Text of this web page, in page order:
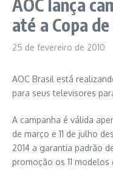
AOC lança
até a Copa
25 de fevereiro de 2010
AOC Brasil está
para seus televisores
A campanha é válida
de março e 11 de julho
2014 a garantia padrão
promoção os 11